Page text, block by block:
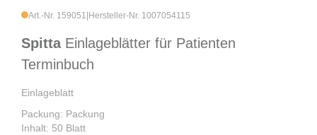
Art.-Nr. 159051 Hersteller-Nr. 1007054115
Spitta Einlageblätter für Patienten
Terminbuch
Einlageblatt
Packung: Packung
Inhalt: 50 Blatt